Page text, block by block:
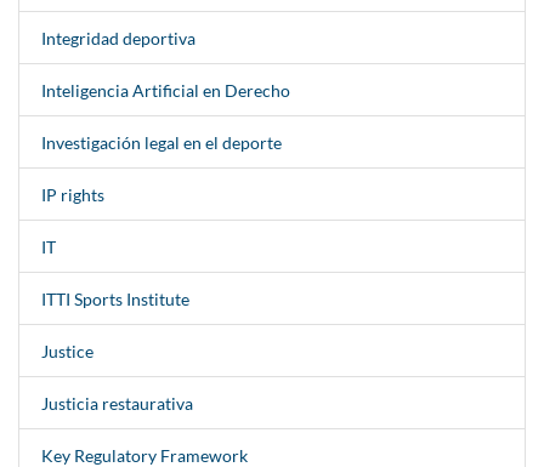
Integridad deportiva
Inteligencia Artificial en Derecho
Investigación legal en el deporte
IP rights
IT
ITTI Sports Institute
Justice
Justicia restaurativa
Key Regulatory Framework